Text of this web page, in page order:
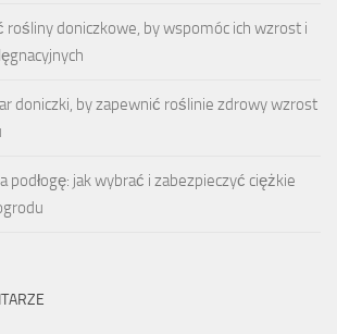
rośliny doniczkowe, by wspomóc ich wzrost i
doniczki, by zapewnić roślinie zdrowy wzrost
podłogę: jak wybrać i zabezpieczyć ciężkie